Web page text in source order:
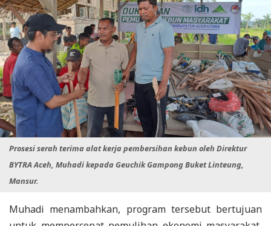
Prosesi serah terima alat kerja pembersihan kebun oleh Direktur
BYTRA Aceh, Muhadi kepada Geuchik Gampong Buket Linteung,
Mansur.
Muhadi menambahkan, program tersebut bertujuan